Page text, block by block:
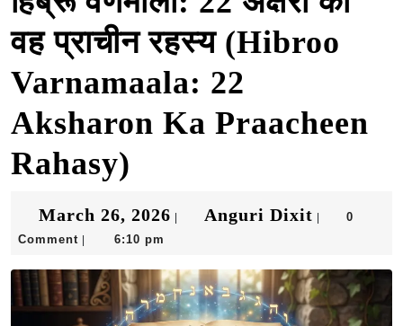
वह प्राचीन रहस्य (Hibroo
Varnamaala: 22
Aksharon Ka Praacheen
Rahasy)
March 26, 2026 March
2026
Anguri Dixit Anguri
0
Comment
6:10 pm